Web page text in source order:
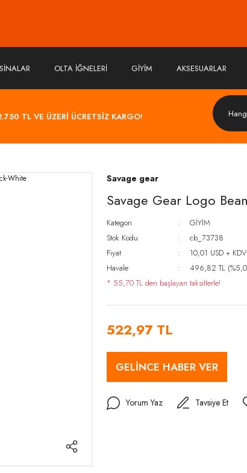
OLTA İĞNELERİ GİYİM AKSESUARLAR
TL VE ÜZERİ ÜCRETSİZ KARGO!
Savage gear
Savage Gear Logo
Kategori
GİYİM
Stok Kodu
cb_73738
Fiyat
10,01 USD + KDV
Havale
496,82 TL
* 55,70 TL den başlayan taksitlerle!
522,97 TL
GELİNCE HABER VER
Yorum Yaz Tavsiye Et